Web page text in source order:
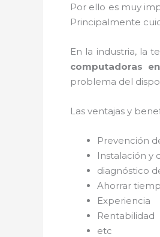
Por ello es muy
Principalmente
En la industria, la
computadoras en
problema del
Las ventajas y
Prevención
Instalación y
diagnóstico
Ahorrar
Experiencia
Rentabilidad
etc